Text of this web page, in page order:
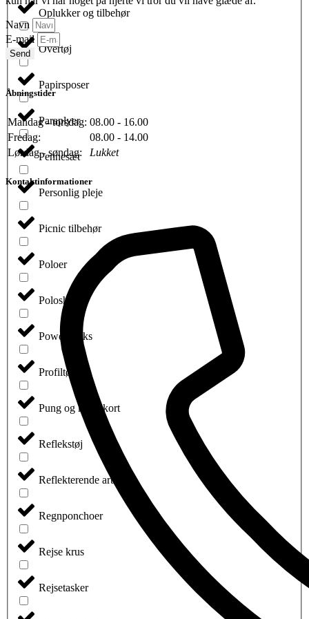
Oplukker og tilbehør
Overtøj
Papirsposer
Paraplyer
Pennesæt
Personlig pleje
Picnic tilbehør
Poloer
Poloshirts
Powerbanks
Profiltøj
Pung og kreditkort
Reflekstøj
Reflekterende artikler
Regnponchoer
Rejse krus
Rejsetasker
Navn
E-mail
Send
Åbningstider
Mandag - torsdag: 08.00 - 16.00
Fredag:
08.00 - 14.00
Lørdag - søndag:
Lukket
Kontaktinformationer